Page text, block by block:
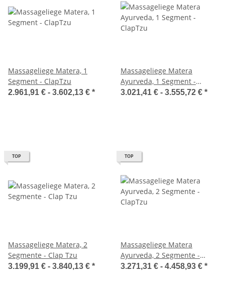
Massageliege Matera, 1
Segment - ClapTzu
2.961,91 € - 3.602,13 € *
Massageliege Matera
Ayurveda, 1 Segment -
ClapTzu
3.021,41 € - 3.555,72 € *
TOP
Massageliege Matera, 2
Segmente - Clap Tzu
3.199,91 € - 3.840,13 € *
TOP
Massageliege Matera
Ayurveda, 2 Segmente -
ClapTzu
3.271,31 € - 4.458,93 € *